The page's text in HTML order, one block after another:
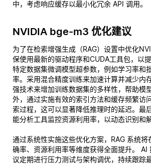
中，考虑响应缓存以最小化冗余 API 调用。
NVIDIA bge-m3 优化建议
为了在检索增强生成（RAG）设置中优化
保使用最新的驱动程序和CUDA工具包，以
特定数据集微调模型超参数，例如学习率和
率。采用混合精度训练来加速计算并减少内
强技术来增加训练数据集的多样性，帮助模
外，通过实施有效的索引方法和缓存频繁访
索过程，这可以显著降低推理时的延迟。最
能分析工具监控资源利用率，以动态识别和
通过系统性实施这些优化方案，RAG 系统将
确率、资源利用率等维度获得全面提升。 AI
议定期进行压力测试与架构调优，持续跟踪